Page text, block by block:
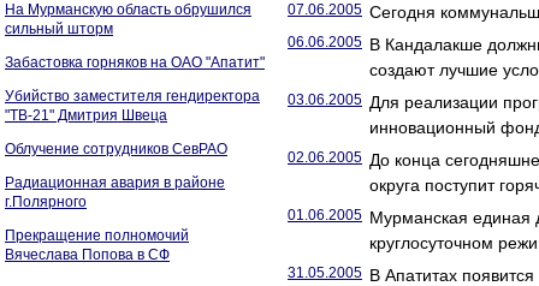
На Мурманскую область обрушился
сильный шторм
Забастовка горняков на ОАО "Апатит"
Убийство заместителя гендиректора
"ТВ-21" Дмитрия Швеца
Облучение сотрудников СевРАО
Радиационная авария в районе
г.Полярного
Прекращение полномочий
Вячеслава Попова в СФ
07.06.2005 Сегодня
06.06.2005 В Кандалакше
создают лучшие
03.06.2005 Для реализации
инновационный
02.06.2005 До конца
округа поступит
01.06.2005 Мурманская единая
круглосуточном
31.05.2005 В Апатитах